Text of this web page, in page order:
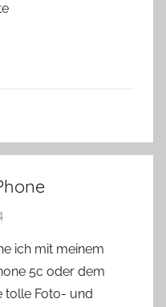
n
Y
v
ich mit meinem
5c oder dem
tolle Foto- und